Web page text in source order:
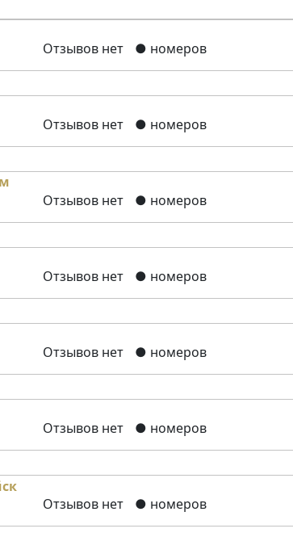
Отзывов нет ● номеров
Отзывов нет ● номеров
Отзывов нет ● номеров
Отзывов нет ● номеров
Отзывов нет ● номеров
Отзывов нет ● номеров
Отзывов нет ● номеров